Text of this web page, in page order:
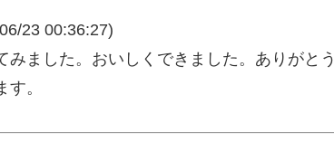
23 00:36:27)
みました。おいしくできました。ありがと
。